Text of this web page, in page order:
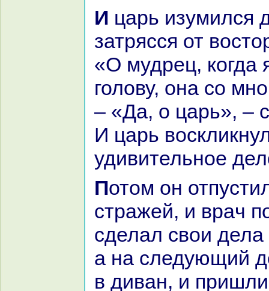
И царь изумился до кpaйности и
затрясся от
«О мудрец, кoгда
голову, онa со
– «Да, о царь», –
И царь
удивительное
Потом он отпустил вpaча под
стpaжей, и вpaч
сделал свои
а нa следующий
в диван, и